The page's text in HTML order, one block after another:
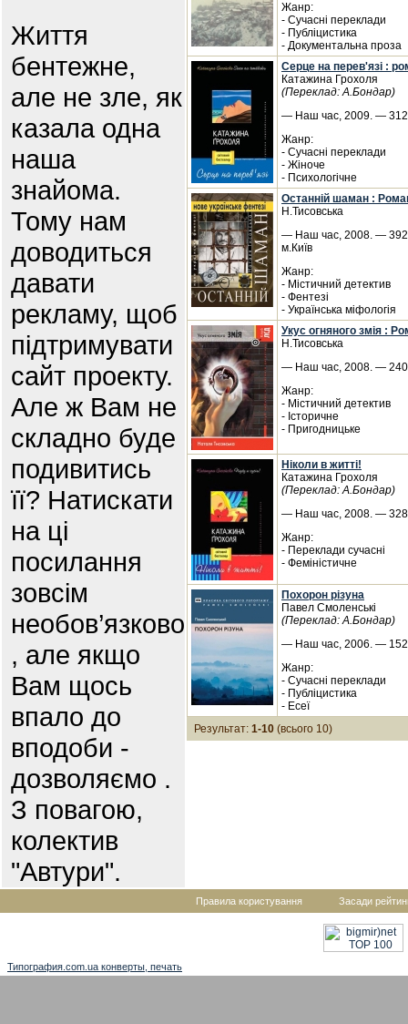
Життя
бентежне,
але не зле, як
казала одна
наша
знайома.
Тому нам
доводиться
давати
рекламу, щоб
підтримувати
сайт проекту.
Але ж Вам не
складно буде
подивитись
її? Натискати
на ці
посилання
зовсім
необов’язково
, але якщо
Вам щось
впало до
вподоби -
дозволяємо .
З повагою,
колектив
"Автури".
Жанр:
- Сучасні переклади
- Публіцистика
- Документальна проза
Серце на перев'язі :
Катажина Грохоля
(Переклад: А.Бондар)
— Наш час, 2009. — 312
Жанр:
- Сучасні переклади
- Жіноче
- Психологічне
Останній шаман :
Н.Тисовська
— Наш час, 2008. — 392
м.Київ
Жанр:
- Містичний детектив
- Фентезі
- Українська міфологія
Укус огняного змія :
Н.Тисовська
— Наш час, 2008. — 240
Жанр:
- Містичний детектив
- Історичне
- Пригодницьке
Ніколи в житті!
Катажина Грохоля
(Переклад: А.Бондар)
— Наш час, 2008. — 328
Жанр:
- Переклади сучасні
- Феміністичне
Похорон різуна
Павел Смоленські
(Переклад: А.Бондар)
— Наш час, 2006. — 152
Жанр:
- Сучасні переклади
- Публіцистика
- Есеї
Результат: 1-10 (всього 10)
Правила користування Засади
Типография.com.ua конверты, печать